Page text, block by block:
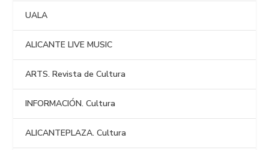
UALA
ALICANTE LIVE MUSIC
ARTS. Revista de Cultura
INFORMACIÓN. Cultura
ALICANTEPLAZA. Cultura